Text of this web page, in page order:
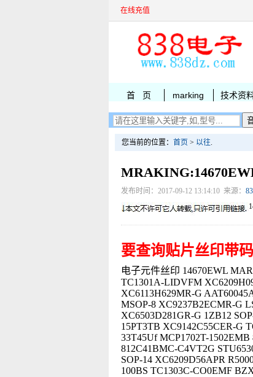
在线充值
首 页 marking 技术资
您当前的位置： 首页 > 以往.
发布时间：2017-09-12 13:14:10 来源：
要查询贴片丝印带
电子元件丝印 14670EWL
TC1301A-LIDVFM
XC6113H629MR-G
MSOP-8 XC9237B2ECMR-G
XC6503D281GR-G 1ZB12
15PT3TB XC9142C55CER-G
33T45Uf MCP1702T-
812C41BMC-C4VT2G
SOP-14 XC6209D56APR
100BS TC1303C-CO0EMF